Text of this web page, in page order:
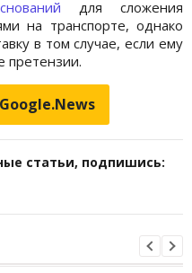
для сложения
на транспорте, однако
в том случае, если ему
претензии.
статьи, подпишись: